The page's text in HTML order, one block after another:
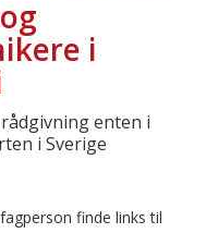
i
enten i
i Sverige
finde links til